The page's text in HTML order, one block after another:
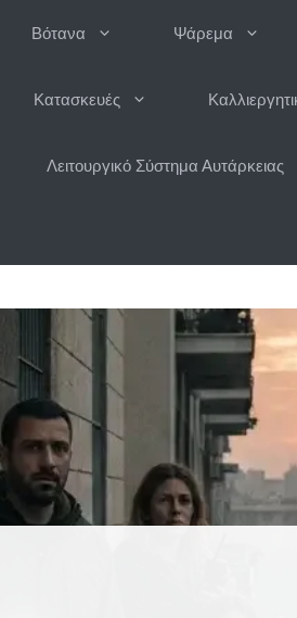
Βότανα Ψάρεμα
Κατασκευές
Λειτουργικό Σύστημα Αυτάρκειας